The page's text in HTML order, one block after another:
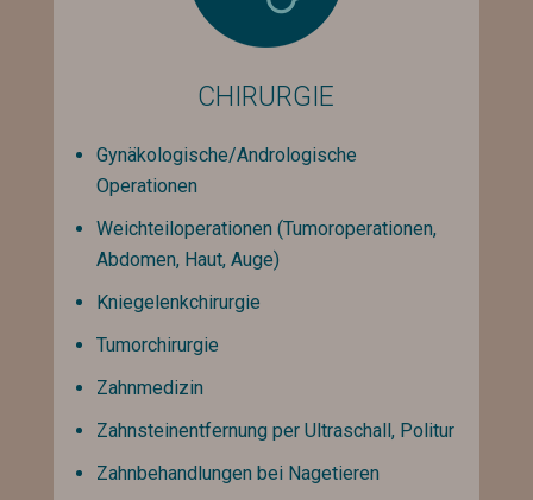
CHIRURGIE
Gynäkologische/Andrologische
Operationen
Weichteiloperationen (Tumoroperationen,
Abdomen, Haut, Auge)
Kniegelenkchirurgie
Tumorchirurgie
Zahnmedizin
Zahnsteinentfernung per Ultraschall, Politur
Zahnbehandlungen bei Nagetieren